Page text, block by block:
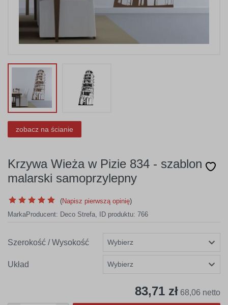
zobacz na ścianie
Krzywa Wieża w Pizie 834 - szablon
malarski samoprzylepny
(Napisz pierwszą opinię)
MarkaProducent: Deco Strefa, ID produktu: 766
Szerokość / Wysokość
Układ
83,71 zł 68,06 netto